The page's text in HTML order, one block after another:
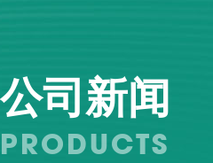
公司新闻
PRODUCTS